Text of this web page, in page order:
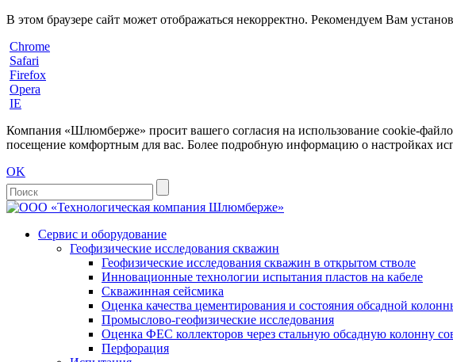
В этом браузере сайт может отображаться некорректно. Рекомендуем Вам
Chrome
Safari
Firefox
Opera
IE
Компания «Шлюмберже» просит вашего согласия на использование cookie-
посещение комфортным для вас. Более подробную информацию о настройках
OK
Сервис и оборудование
Геофизические исследования скважин
Геофизические исследования скважин в открытом стволе
Инновационные технологии испытания пластов на кабеле
Скважинная сейсмика
Оценка качества цементирования и состояния обсадной
Промыслово-геофизические исследования
Оценка ФЕС коллекторов через стальную обсадную колонну
Перфорация